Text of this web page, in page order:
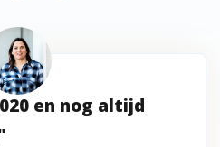
en nog altijd